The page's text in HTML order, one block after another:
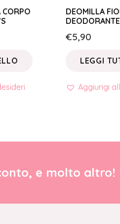
CORPO
DEOMILLA
€5,90
LEGGI
Aggiungi
e molto altro!